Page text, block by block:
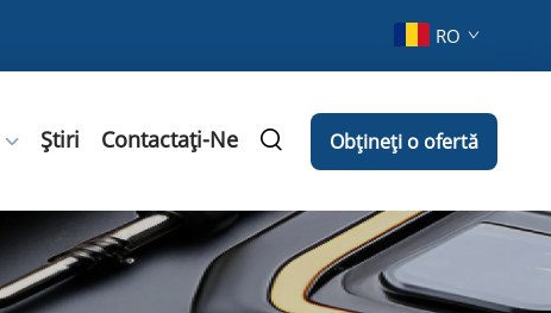
RO
Știri Contactați-Ne Obțineți o ofertă